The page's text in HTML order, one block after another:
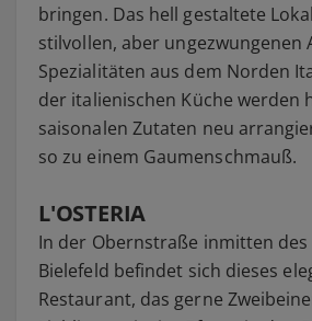
bringen. Das hell gestaltete
stilvollen, aber ungezwungenen
Spezialitäten aus dem Norden
der italienischen Küche werden
saisonalen Zutaten neu
so zu einem Gaumenschmauß.
L'OSTERIA
In der Obernstraße inmitten
Bielefeld befindet sich dieses
Restaurant, das gerne